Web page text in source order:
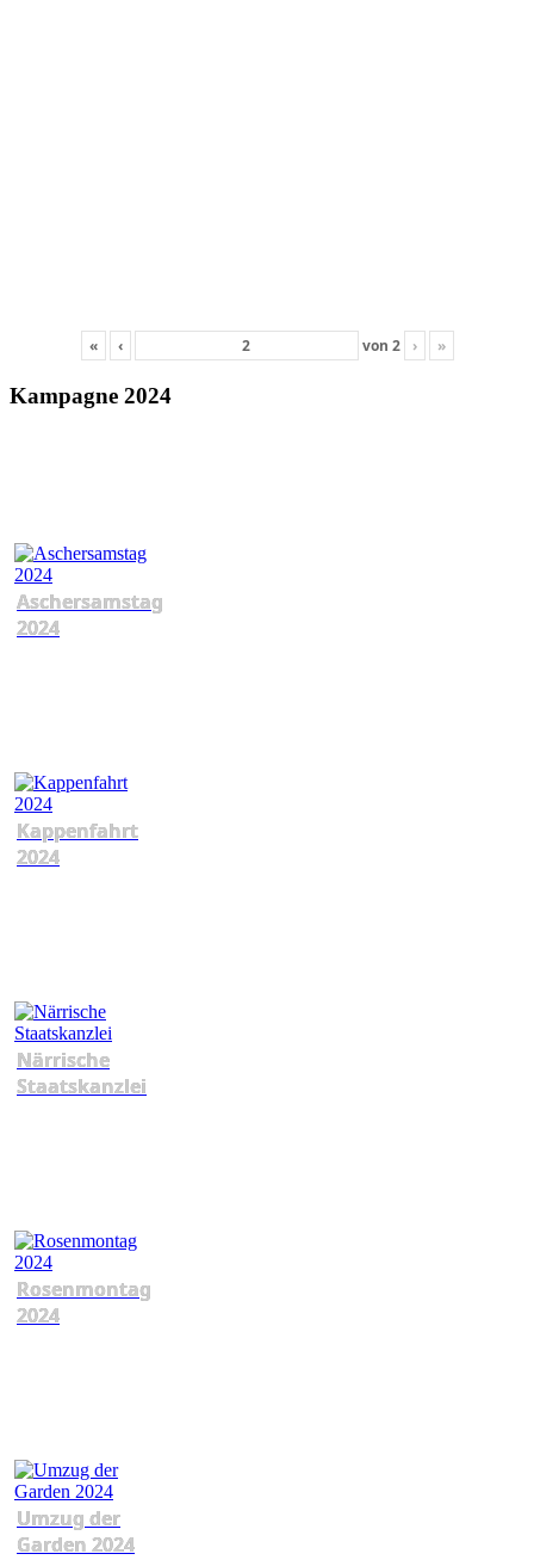
« ‹ von 2 › »
Kampagne 2024
Aschersamstag
2024
Kappenfahrt
2024
Närrische
Staatskanzlei
Rosenmontag
2024
Umzug der
Garden 2024